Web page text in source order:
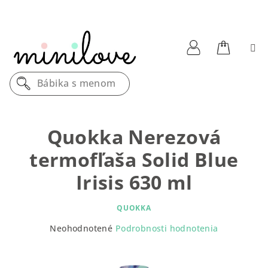
Bábika s menom
Quokka Nerezová
termofľaša Solid Blue
Irisis 630 ml
QUOKKA
Neohodnotené Podrobnosti hodnotenia